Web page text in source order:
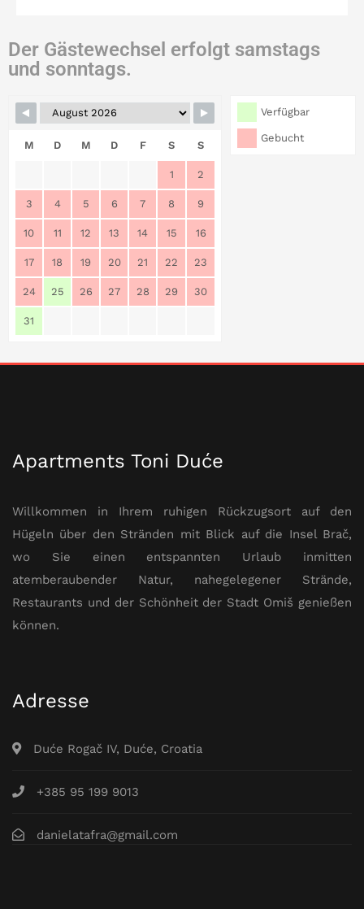
Der Gästewechsel erfolgt samstags
und sonntags.
Verfügbar
Gebucht
M D M D F S S
1 2
3 4 5 6 7 8 9
10 11 12 13 14 15 16
17 18 19 20 21 22 23
24 25 26 27 28 29 30
31
Apartments Toni Duće
Willkommen in Ihrem ruhigen Rückzugsort auf den
Hügeln über den Stränden mit Blick auf die Insel Brač,
wo Sie einen entspannten Urlaub inmitten
atemberaubender Natur, nahegelegener Strände,
Restaurants und der Schönheit der Stadt Omiš genießen
können.
Adresse
Duće Rogač IV, Duće, Croatia
+385 95 199 9013
danielatafra@gmail.com